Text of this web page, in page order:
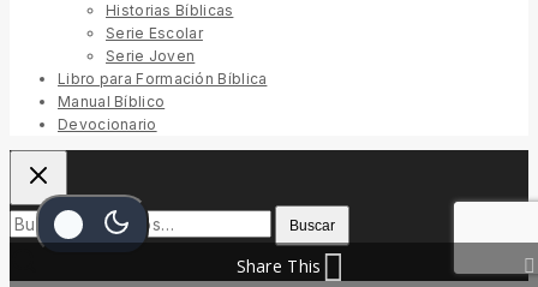
Share This
Historias Bíblicas
Serie Escolar
Serie Joven
Libro para Formación Bíblica
Manual Bíblico
Devocionario
Buscar